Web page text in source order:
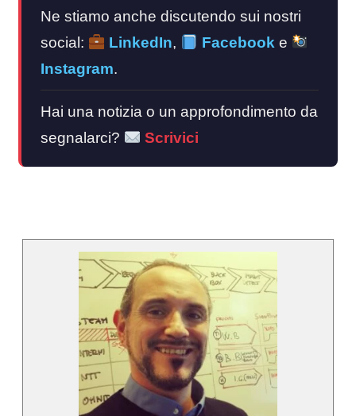
Ne stiamo anche discutendo sui nostri
social:
LinkedIn, Facebook e
Instagram.
Hai una notizia o un approfondimento da
segnalarci?
Scrivici